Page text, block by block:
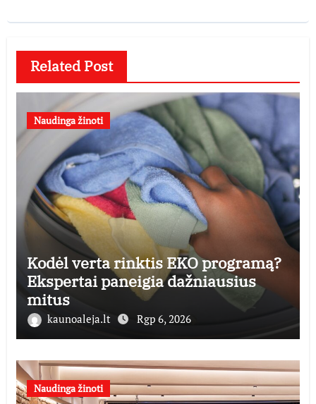
Related Post
Naudinga žinoti
Kodėl verta rinktis EKO programą?
Ekspertai paneigia dažniausius
mitus
kaunoaleja.lt Rgp 6, 2026
Naudinga žinoti